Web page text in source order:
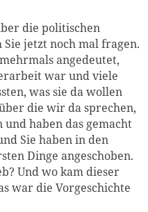
die politischen
jetzt noch mal fragen.
angedeutet,
war und viele
was sie da wollen
die wir da sprechen,
haben das gemacht
Sie haben in den
Dinge angeschoben.
Und wo kam dieser
war die Vorgeschichte